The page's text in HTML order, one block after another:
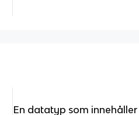
En datatyp som